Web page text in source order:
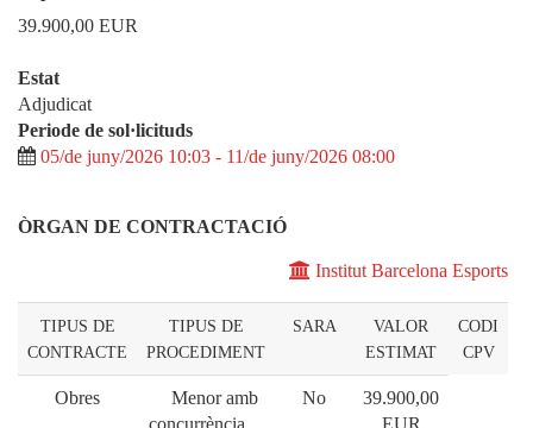
39.900,00 EUR
Estat
Adjudicat
Periode de sol·licituds
05/de juny/2026 10:03 - 11/de juny/2026 08:00
ÒRGAN DE CONTRACTACIÓ
Institut Barcelona Esports
TIPUS DE
CONTRACTE
TIPUS DE
PROCEDIMENT
SARA
VALOR
ESTIMAT
CODI
CPV
Obres
Menor amb
concurrència
No
39.900,00
EUR